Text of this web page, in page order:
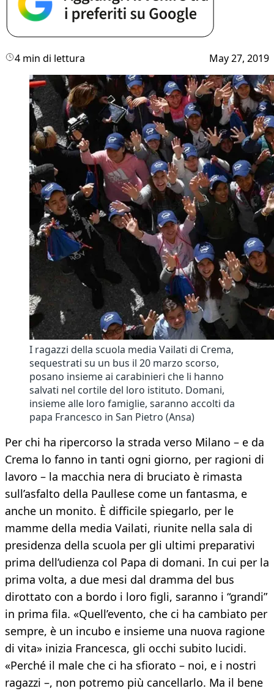
4 min di lettura May 27, 2019
I ragazzi della scuola media Vailati di Crema,
sequestrati su un bus il 20 marzo scorso,
posano insieme ai carabinieri che li hanno
salvati nel cortile del loro istituto. Domani,
insieme alle loro famiglie, saranno accolti da
papa Francesco in San Pietro (Ansa)
Per chi ha ripercorso la strada verso Milano – e da
Crema lo fanno in tanti ogni giorno, per ragioni di
lavoro – la macchia nera di bruciato è rimasta
sull’asfalto della Paullese come un fantasma, e
anche un monito. È difficile spiegarlo, per le
mamme della media Vailati, riunite nella sala di
presidenza della scuola per gli ultimi preparativi
prima dell’udienza col Papa di domani. In cui per la
prima volta, a due mesi dal dramma del bus
dirottato con a bordo i loro figli, saranno i “grandi”
in prima fila. «Quell’evento, che ci ha cambiato per
sempre, è un incubo e insieme una nuova ragione
di vita» inizia Francesca, gli occhi subito lucidi.
«Perché il male che ci ha sfiorato – noi, e i nostri
ragazzi –, non potremo più cancellarlo. Ma il bene